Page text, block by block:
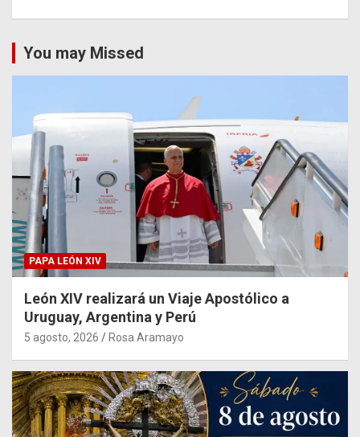
You may Missed
PAPA LEÓN XIV
León XIV realizará un Viaje Apostólico a
Uruguay, Argentina y Perú
5 agosto, 2026 Rosa Aramayo